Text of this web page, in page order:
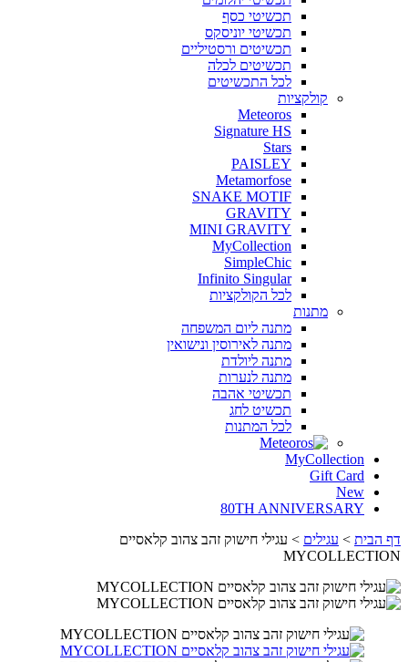
תכשיטי כסף
תכשיטי יוניסקס
תכשיטים ורסטיליים
תכשיטים לכלה
לכל התכשיטים
קולקציות
Meteoros
Signature HS
Stars
PAISLEY
Metamorfose
SNAKE MOTIF
GRAVITY
MINI GRAVITY
MyCollection
SimpleChic
Infinito Singular
לכל הקולקציות
מתנות
מתנה ליום המשפחה
מתנה לאירוסין ונישואין
מתנה ליולדת
מתנה לנערות
תכשיטי אהבה
תכשיט לחג
לכל המתנות
MyCollection
Gift Card
New
80TH ANNIVERSARY
דף הבית > עגילים > עגילי חישוק זהב צהוב קלאסיים
MYCOLLECTION‎